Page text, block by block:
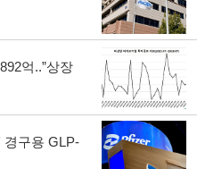
억..”상장
경구용 GLP-